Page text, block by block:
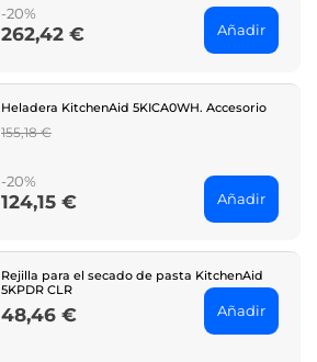
-20%
Price
262,42 € Añadir
Heladera KitchenAid 5KICA0WH. Accesorio
Regular
155,18 €
-20%
Price
124,15 € Añadir
Rejilla para el secado de pasta KitchenAid
5KPDR CLR
Price
48,46 € Añadir